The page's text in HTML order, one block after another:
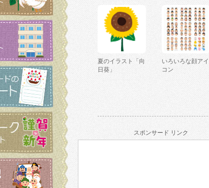
夏のイラスト「向
日葵」
いろいろな顔アイ
コン
スポンサード リンク